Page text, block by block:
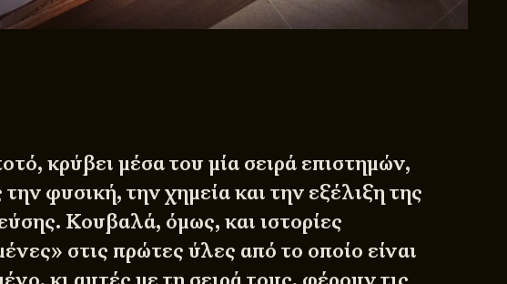
κρύβει μέσα του μία σειρά επιστημών,
φυσική, την χημεία και την εξέλιξη της
Κουβαλά, όμως, και ιστορίες
στις πρώτες ύλες από το οποίο είναι